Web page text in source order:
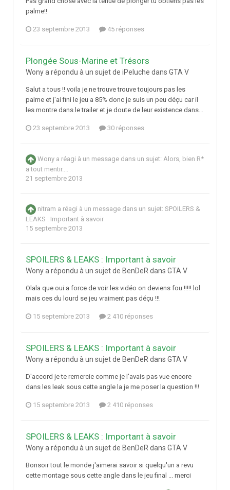
palme!!
23 septembre 2013 45 réponses
Plongée Sous-Marine et Trésors
Wony a répondu à un sujet de iPeluche dans GTA V
Salut a tous !! voila je ne trouve trouve toujours pas les
palme et j'ai fini le jeu a 85% donc je suis un peu déçu car il
les montre dans le trailer et je doute de leur existence dans...
23 septembre 2013 30 réponses
Wony a réagi à un message dans un sujet: Alors, bien R*
a tout mentir....
21 septembre 2013
nitram a réagi à un message dans un sujet: SPOILERS &
LEAKS : Important à savoir
15 septembre 2013
SPOILERS & LEAKS : Important à savoir
Wony a répondu à un sujet de BenDeR dans GTA V
Olala que oui a force de voir les vidéo on deviens fou !!!!! lol
mais ces du lourd se jeu vraiment pas déçu !!!
15 septembre 2013 2 410 réponses
SPOILERS & LEAKS : Important à savoir
Wony a répondu à un sujet de BenDeR dans GTA V
D'accord je te remercie comme je l'avais pas vue encore
dans les leak sous cette angle la je me poser la question !!!
15 septembre 2013 2 410 réponses
SPOILERS & LEAKS : Important à savoir
Wony a répondu à un sujet de BenDeR dans GTA V
Bonsoir tout le monde j'aimerai savoir si quelqu'un a revu
cette montage sous cette angle dans le jeu final ... merci